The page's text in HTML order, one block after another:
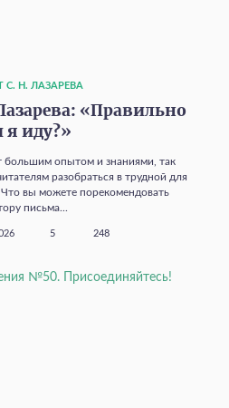
С. Н. ЛАЗАРЕВА
«Правильно
я иду?»
большим опытом и знаниями, так
разобраться в трудной для
вы можете порекомендовать
письма...
5 248